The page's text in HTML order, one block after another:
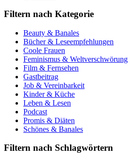
Filtern nach Kategorie
Beauty & Banales
Bücher & Leseempfehlungen
Coole Frauen
Feminismus & Weltverschwörung
Film & Fernsehen
Gastbeitrag
Job & Vereinbarkeit
Kinder & Küche
Leben & Lesen
Podcast
Promis & Diäten
Schönes & Banales
Filtern nach Schlagwörtern